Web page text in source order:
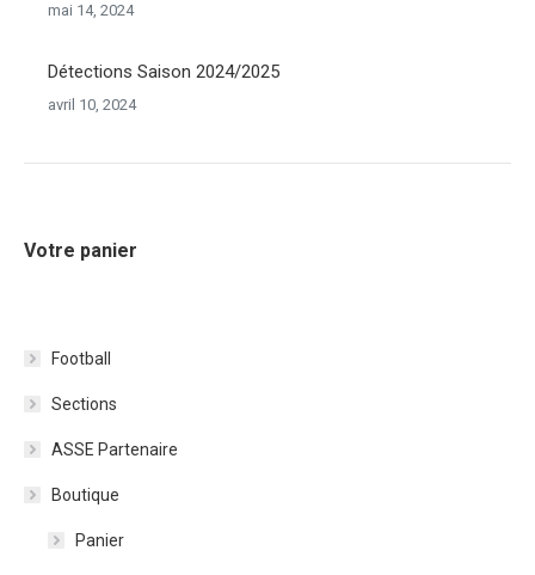
mai 14, 2024
Détections Saison 2024/2025
avril 10, 2024
Votre panier
Football
Sections
ASSE Partenaire
Boutique
Panier